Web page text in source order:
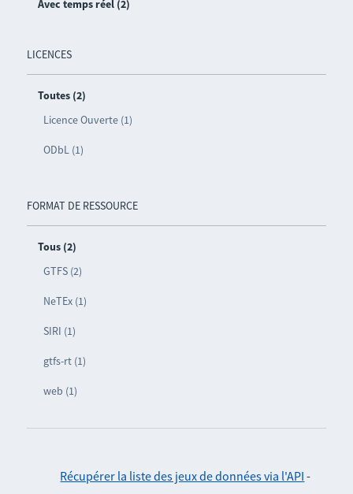
Avec temps réel (2)
LICENCES
Toutes (2)
Licence Ouverte (1)
ODbL (1)
FORMAT DE RESSOURCE
Tous (2)
GTFS (2)
NeTEx (1)
SIRI (1)
gtfs-rt (1)
web (1)
Récupérer la liste des jeux de données via l'API -